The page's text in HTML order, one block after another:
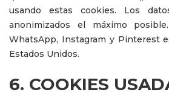
usando estas cookies. Los
anonimizados el máximo
WhatsApp, Instagram y Pinterest
Estados Unidos.
6. COOKIES